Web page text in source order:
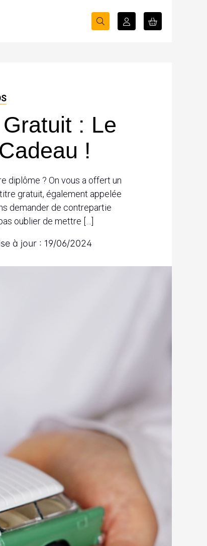
: Le
!
diplôme ? On vous a offert un
gratuit, également appelée
demander de contrepartie
oublier de mettre […]
à jour : 19/06/2024